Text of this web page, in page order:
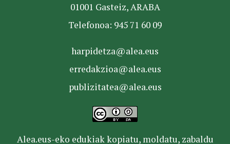
01001 Gasteiz, ARABA
Telefonoa: 945 71 60 09
harpidetza@alea.eus
erredakzioa@alea.eus
publizitatea@alea.eus
Alea.eus-eko edukiak kopiatu, moldatu, zabaldu